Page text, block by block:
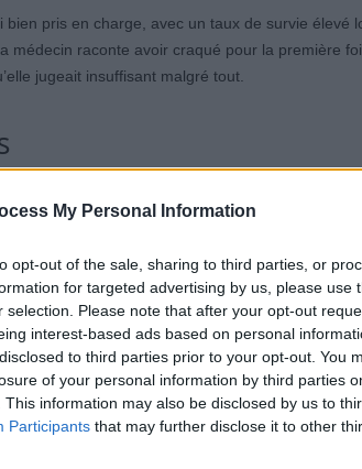
My Personal Information
opt-out of the sale, sharing to third parties, or
for targeted advertising by us, please use
selection. Please note that after your opt-out
interest-based ads based on personal
to third parties prior to your opt-out. You
of your personal information by third parties
This information may also be disclosed by us to
Participants that may further disclose it to other
pris en charge, avec un taux de survie élevé
médecin raconte avoir craqué pour la première
jugeait insuffisant malgré tout.
mastectomie, chimiothérapie, radiothérapie, puis
elle est en rémission.
qui l’a profondément changée. La perte de
Elle explique que cette maladie la dépouille
son regard sur certains effets secondaires,
sont pénibles et que le poids
et d’accompagner davantage les patientes